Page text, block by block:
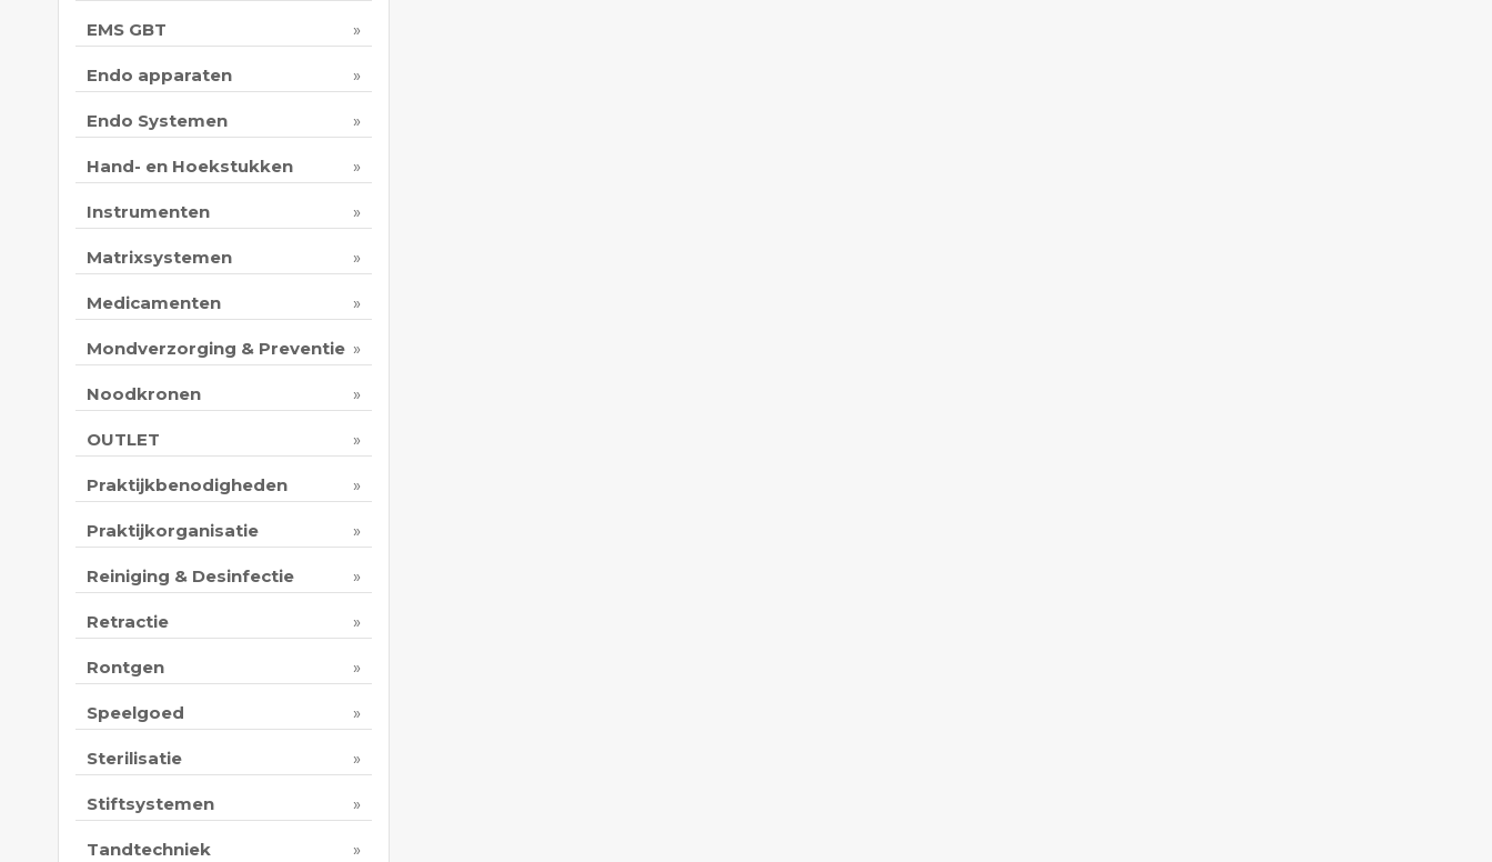
EMS GBT
Endo apparaten
Endo Systemen
Hand- en Hoekstukken
Instrumenten
Matrixsystemen
Medicamenten
Mondverzorging & Preventie
Noodkronen
OUTLET
Praktijkbenodigheden
Praktijkorganisatie
Reiniging & Desinfectie
Retractie
Rontgen
Speelgoed
Sterilisatie
Stiftsystemen
Tandtechniek